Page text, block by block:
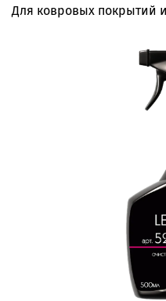
Для ковровых покрытий